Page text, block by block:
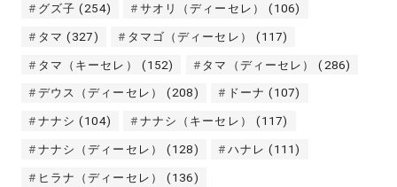
グズ子 (254) サオリ（ディーセレ） (106)
タマ (327) タマゴ（ディーセレ） (117)
タマ（キーセレ） (152) タマ（ディーセレ） (286)
デウス（ディーセレ） (208) ドーナ (107)
ナナシ (104) ナナシ（キーセレ） (117)
ナナシ（ディーセレ） (128) ハナレ (111)
ヒラナ（ディーセレ） (136)